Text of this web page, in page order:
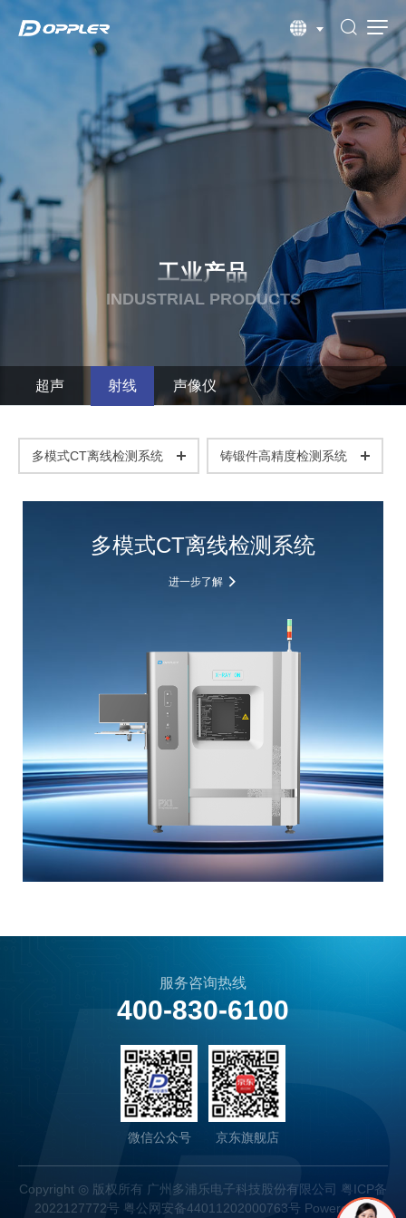
工业产品
INDUSTRIAL PRODUCTS
超声 射线 声像仪
多模式CT离线检测系统 铸锻件高精度检测系统
多模式CT离线检测系统
进一步了解
服务咨询热线
400-830-6100
微信公众号 京东旗舰店
Copyright ◎ 版权所有 广州多浦乐电子科技股份有限公司
粤ICP备
2022127772号 粤公网安备44011202000763号 Powered by